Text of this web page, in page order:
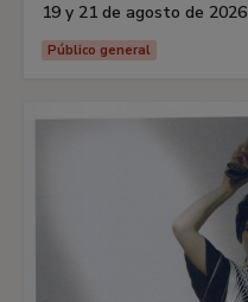
19 y 21 de agosto de 2026
Público general